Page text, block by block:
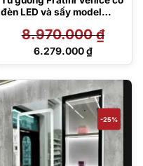
đèn LED và sấy model
8.970.000₫
Giá
8.970.000 ₫.
6.279.000₫
Giá
tại
là:
6.279.000 ₫.
-25%